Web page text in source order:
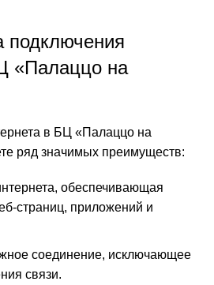
подключения
«Палаццо на
в БЦ «Палаццо на
ряд значимых преимуществ:
обеспечивающая
страниц, приложений и
соединение, исключающее
связи.